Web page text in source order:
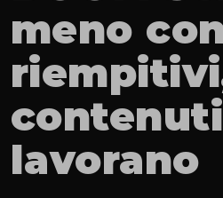
meno
lavorano